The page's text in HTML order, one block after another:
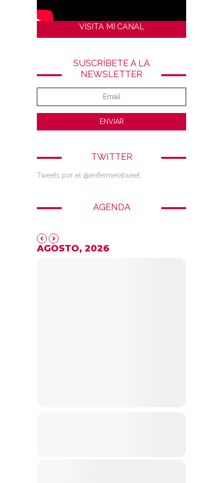
VISITA MI CANAL
SUSCRÍBETE A LA
NEWSLETTER
TWITTER
Tweets por el @enfermeratweet.
AGENDA
AGOSTO, 2026